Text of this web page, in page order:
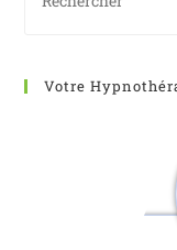
Votre